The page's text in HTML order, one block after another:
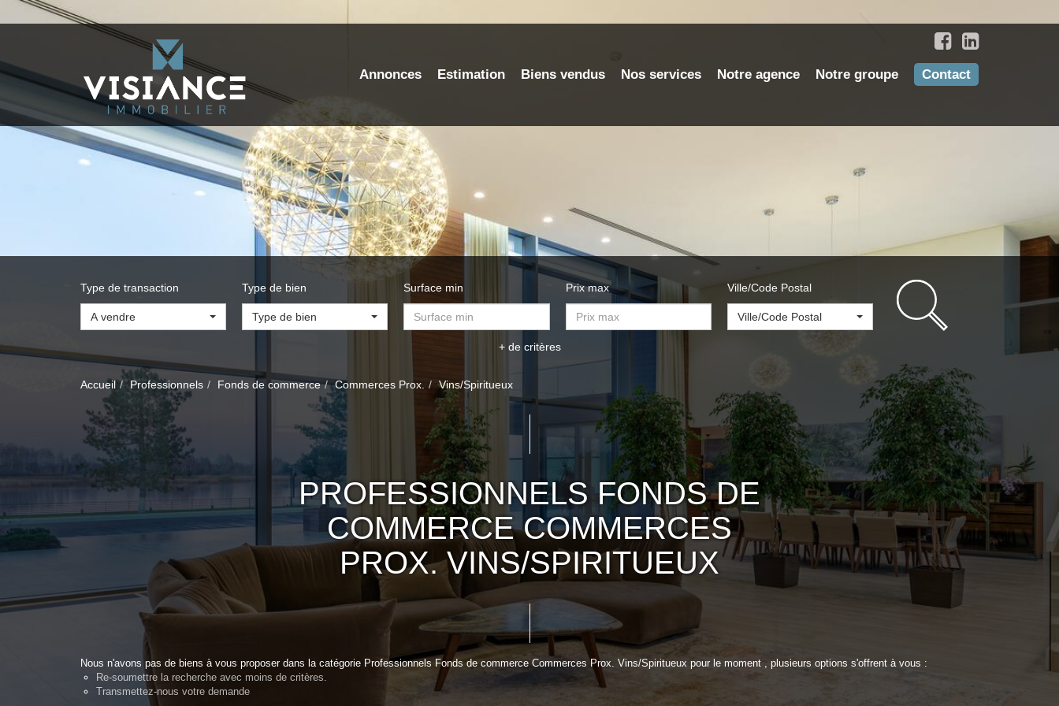
Annonces Estimation Biens vendus Nos services Notre agence Notre groupe Contact
Type de transaction
A vendre
Type de bien
Type de bien
Surface min Prix max Ville/Code Postal
Ville/Code Postal
+ de critères
Accueil Professionnels Fonds de commerce Commerces Prox. Vins/Spiritueux
PROFESSIONNELS FONDS DE
COMMERCE COMMERCES
PROX. VINS/SPIRITUEUX
Nous n'avons pas de biens à vous proposer dans la catégorie Professionnels Fonds de commerce Commerces Prox. Vins/Spiritueux pour le moment , plusieurs options s'offrent à vous :
Re-soumettre la recherche avec moins de critères.
Transmettez-nous votre demande